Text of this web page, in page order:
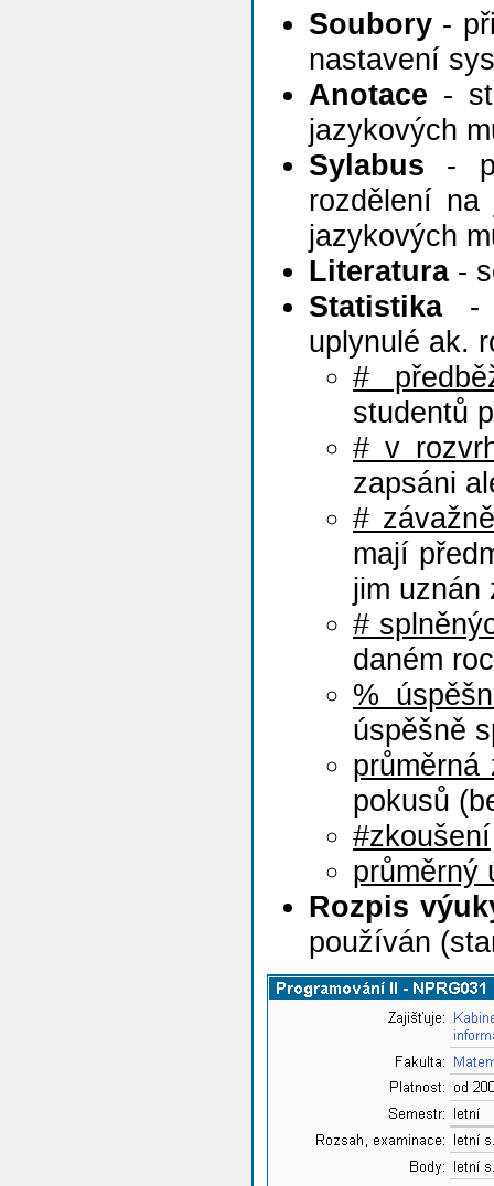
Soubory -
nastavení
Anotace -
jazykových
Sylabus -
rozdělení
jazykových
Literatura-
Statistika-
uplynulé ak.
#
studentů
# v
zapsáni
#
mají
jim uznán
#
daném
%
úspěšně
průměrná
pokusů
#zkoušení
průměrný
Rozpis
používán